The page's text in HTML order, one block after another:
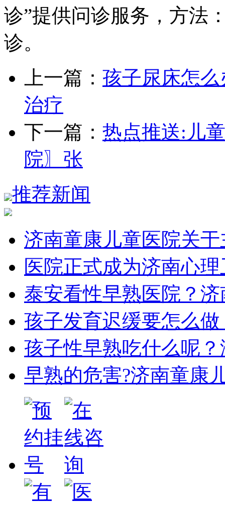
诊”提供问诊服务，方法
诊。
上一篇： 孩子尿床怎
治疗
下一篇： 热点推送:儿
院〗张
推荐新闻
济南童康儿童医院关
医院正式成为济南心
泰安看性早熟医院？
孩子发育迟缓要怎么
孩子性早熟吃什么呢
早熟的危害?济南童康